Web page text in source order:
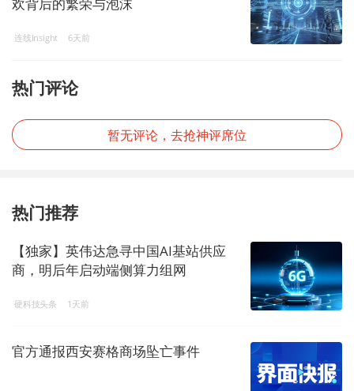
欢背后的繁荣与泡沫
连线Insight 6天前
热门评论
暂无评论，去抢神评席位
热门推荐
【独家】英伟达急寻中国AI基站供应
商，明后年启动端侧算力组网
硬科技头条 1天前
官方通报西安赛格商场坠亡事件